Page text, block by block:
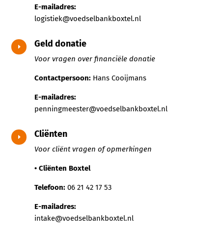
E-mailadres:
logistiek@voedselbankboxtel.nl
E Geld donatie
Voor vragen over financiële donatie
Contactpersoon:Hans Cooijmans
E-mailadres:
penningmeester@voedselbankboxtel.nl
E Cliënten
Voor cliënt vragen of opmerkingen
• Cliënten Boxtel
Telefoon: 06 21 42 17 53
E-mailadres:
intake@voedselbankboxtel.nl